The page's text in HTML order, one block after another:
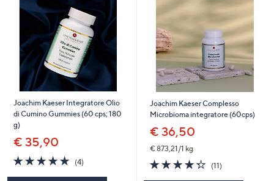
Joachim Kaeser Integratore Olio
di Cumino Gummies (60 cps; 180
g)
€ 35,90
5.0
of
(4)
Joachim Kaeser Complesso
Microbioma integratore (60cps)
€ 36,50
€ 873,21/1 kg
4.3
of
(11)